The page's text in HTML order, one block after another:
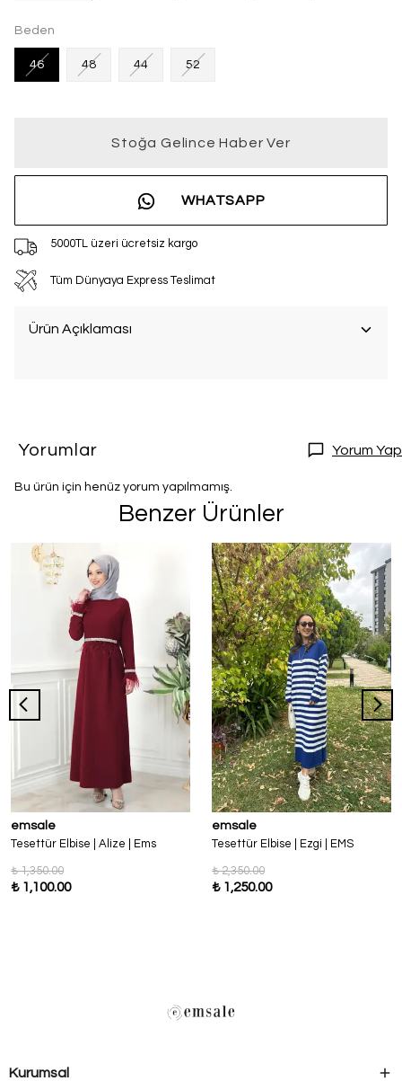
Beden
46 48 44 52
Stoğa Gelince Haber Ver
WHATSAPP
5000TL üzeri ücretsiz kargo
Tüm Dünyaya Express Teslimat
Ürün Açıklaması
Yorumlar Yorum Yap
Bu ürün için henüz yorum yapılmamış.
Benzer Ürünler
emsale
Tesettür Elbise | Alize | Ems
₺ 1,350.00
₺ 1,100.00
emsale
Tesettür Elbise | Ezgi | EMS
₺ 2,350.00
₺ 1,250.00
Kurumsal